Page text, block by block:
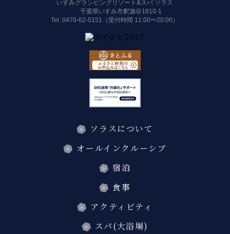
いすみグランピングリゾート&スパ ソラス
千葉県いすみ市釈迦谷1610-1
Tel.0470-62-5151（受付時間 11:00〜20:00）
ソラスについて
オールインクルーシブ
宿泊
食事
アクティビティ
スパ(大浴場)